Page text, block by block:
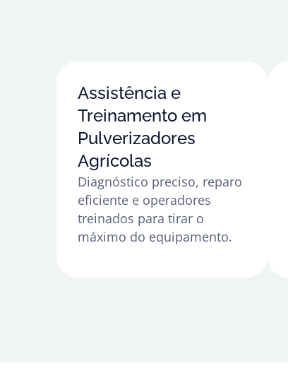
Assistência e
Treinamento em
Pulverizadores
Agrícolas
Diagnóstico preciso, reparo
eficiente e operadores
treinados para tirar o
máximo do equipamento.